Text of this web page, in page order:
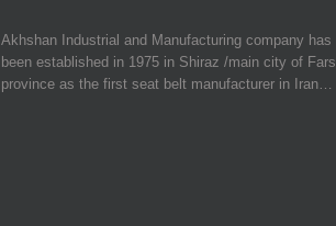
Akhshan Industrial and Manufacturing company has
been established in 1975 in Shiraz /main city of Fars
province as the first seat belt manufacturer in Iran…